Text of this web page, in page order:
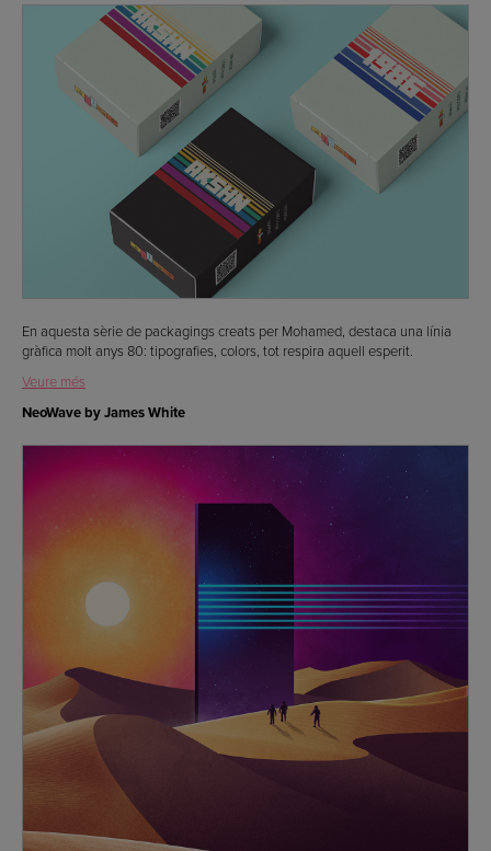
En aquesta sèrie de packagings creats per Mohamed, destaca una línia
gràfica molt anys 80: tipografies, colors, tot respira aquell esperit.
Veure més
NeoWave by James White